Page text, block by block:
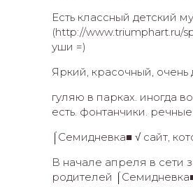
Есть классный детский
(http://www.triumphart.ru/
уши =)
Яркий, красочный,
гуляю в парках. иногда
есть. фонтанчики.
⌠Семидневка■ √ сайт,
В начале апреля в сети
родителей